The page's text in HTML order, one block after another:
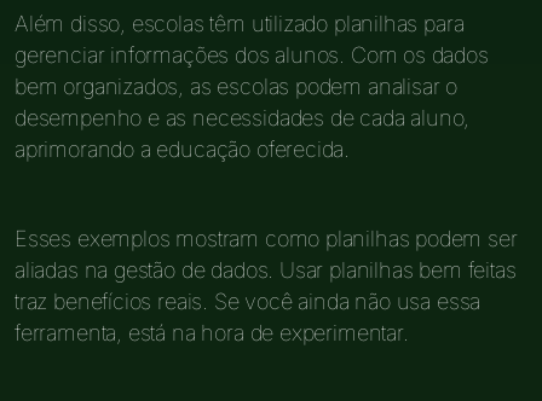
Além disso, escolas têm utilizado planilhas para
gerenciar informações dos alunos. Com os dados
bem organizados, as escolas podem analisar o
desempenho e as necessidades de cada aluno,
aprimorando a educação oferecida.
Esses exemplos mostram como planilhas podem ser
aliadas na gestão de dados. Usar planilhas bem feitas
traz benefícios reais. Se você ainda não usa essa
ferramenta, está na hora de experimentar.